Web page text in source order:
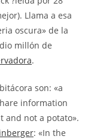
Llama a esa
oscura» de la
millón de
.
son: «a
information
and not a potato».
: «In the